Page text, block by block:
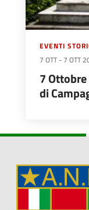
EVENTI
7 OTT - 7 OTT
7
di